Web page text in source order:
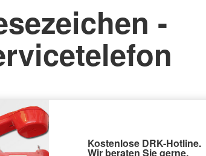
-
Kostenlose DRK-Hotline.
Wir beraten Sie gerne.